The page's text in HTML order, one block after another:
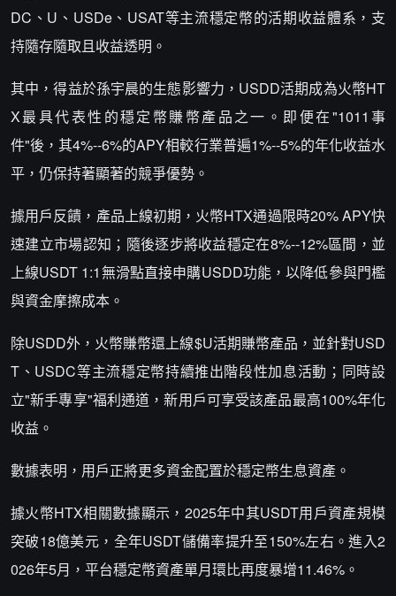
DC、U、USDe、USAT等主流穩定幣的活期收益體系，支
持隨存隨取且收益透明。
其中，得益於孫宇晨的生態影響力，USDD活期成為火幣HT
X最具代表性的穩定幣賺幣產品之一。即便在"1011事
件"後，其4%--6%的APY相較行業普遍1%--5%的年化收益水
平，仍保持著顯著的競爭優勢。
據用戶反饋，產品上線初期，火幣HTX通過限時20% APY快
速建立市場認知；隨後逐步將收益穩定在8%--12%區間，並
上線USDT 1:1無滑點直接申購USDD功能，以降低參與門檻
與資金摩擦成本。
除USDD外，火幣賺幣還上線$U活期賺幣產品，並針對USD
T、USDC等主流穩定幣持續推出階段性加息活動；同時設
立"新手專享"福利通道，新用戶可享受該產品最高100%年化
收益。
數據表明，用戶正將更多資金配置於穩定幣生息資產。
據火幣HTX相關數據顯示，2025年中其USDT用戶資產規模
突破18億美元，全年USDT儲備率提升至150%左右。進入2
026年5月，平台穩定幣資產單月環比再度暴增11.46%。